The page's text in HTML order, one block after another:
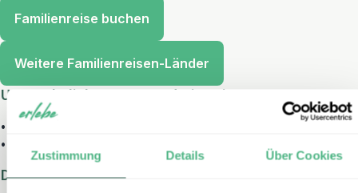
Zustimmung Details Über Cookies
Familienreise buchen
Weitere Familienreisen-Länder
Unsere beliebtesten Rundreisen im Oman:
•
•
Den Oman mit Kindern entdecken: